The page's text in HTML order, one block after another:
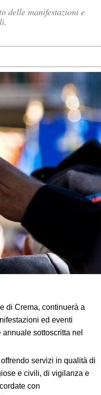
delle manifestazioni e
di Crema, continuerà a
ed eventi
sottoscritta nel
servizi in qualità di
e civili, di vigilanza e
con